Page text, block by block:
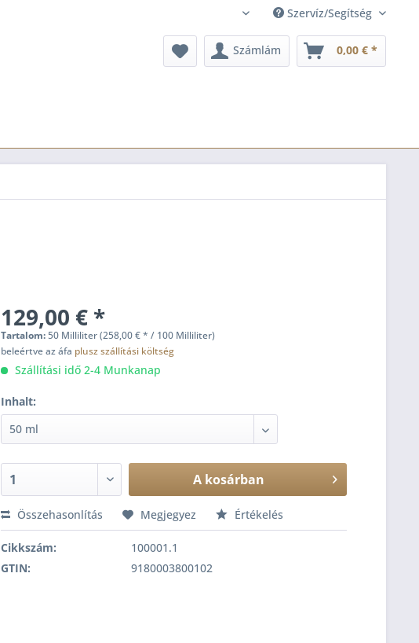
hu Szervíz/Segítség
Számlám 0,00 € *
129,00 € *
Tartalom:50 Milliliter (258,00 € * / 100 Milliliter)
beleértve az áfa plusz szállítási költség
Szállítási idő 2-4 Munkanap
Inhalt:
A kosárban
Összehasonlítás Megjegyez Értékelés
Cikkszám:
100001.1
GTIN:
9180003800102